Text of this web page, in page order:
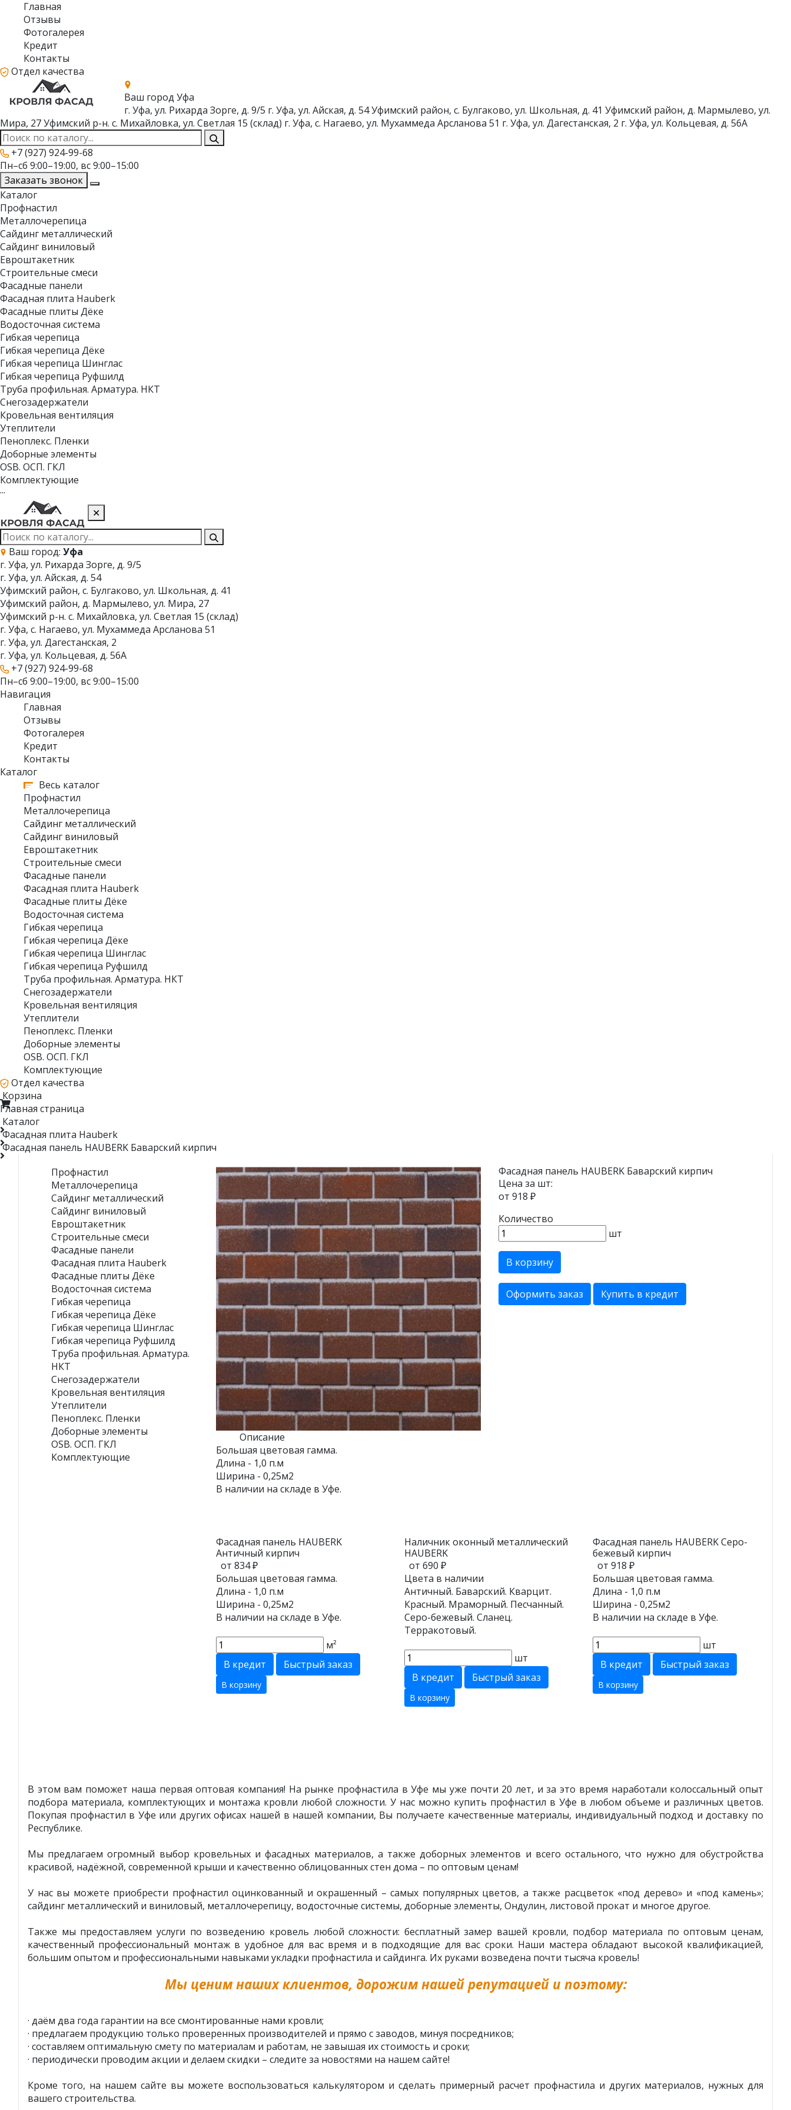
Главная
Отзывы
Фотогалерея
Кредит
Контакты
Отдел качества
Ваш город Уфа
г. Уфа, ул. Рихарда Зорге, д. 9/5 г. Уфа, ул. Айская, д. 54Уфимский район, с. Булгаково, ул. Школьная, д. 41 Уфимский район, д. Мармылево, ул.
Мира, 27Уфимский р-н. с. Михайловка, ул. Светлая 15 (склад) г. Уфа, с. Нагаево, ул. Мухаммеда Арсланова 51 г. Уфа, ул. Дагестанская, 2 г. Уфа, ул. Кольцевая, д. 56А
+7 (927) 924-99-68
Пн–сб 9:00–19:00, вс 9:00–15:00
Заказать звонок
Каталог
Профнастил
Металлочерепица
Сайдинг металлический
Сайдинг виниловый
Евроштакетник
Строительные смеси
Фасадные панели
Фасадная плита Hauberk
Фасадные плиты Дёке
Водосточная система
Гибкая черепица
Гибкая черепица Дёке
Гибкая черепица Шинглас
Гибкая черепица Руфшилд
Труба профильная. Арматура. НКТ
Снегозадержатели
Кровельная вентиляция
Утеплители
Пеноплекс. Пленки
Доборные элементы
OSB. ОСП. ГКЛ
Комплектующие
···
✕
Ваш город: Уфа
г. Уфа, ул. Рихарда Зорге, д. 9/5
г. Уфа, ул. Айская, д. 54
Уфимский район, с. Булгаково, ул. Школьная, д. 41
Уфимский район, д. Мармылево, ул. Мира, 27
Уфимский р-н. с. Михайловка, ул. Светлая 15 (склад)
г. Уфа, с. Нагаево, ул. Мухаммеда Арсланова 51
г. Уфа, ул. Дагестанская, 2
г. Уфа, ул. Кольцевая, д. 56А
+7 (927) 924-99-68
Пн–сб 9:00–19:00, вс 9:00–15:00
Навигация
Главная
Отзывы
Фотогалерея
Кредит
Контакты
Каталог
Весь каталог
Профнастил
Металлочерепица
Сайдинг металлический
Сайдинг виниловый
Евроштакетник
Строительные смеси
Фасадные панели
Фасадная плита Hauberk
Фасадные плиты Дёке
Водосточная система
Гибкая черепица
Гибкая черепица Дёке
Гибкая черепица Шинглас
Гибкая черепица Руфшилд
Труба профильная. Арматура. НКТ
Снегозадержатели
Кровельная вентиляция
Утеплители
Пеноплекс. Пленки
Доборные элементы
OSB. ОСП. ГКЛ
Комплектующие
Отдел качества
Корзина
Главная страница
Каталог
Фасадная плита Hauberk
Фасадная панель HAUBERK Баварский кирпич
Профнастил
Металлочерепица
Сайдинг металлический
Сайдинг виниловый
Евроштакетник
Строительные смеси
Фасадные панели
Фасадная плита Hauberk
Фасадные плиты Дёке
Водосточная система
Гибкая черепица
Гибкая черепица Дёке
Гибкая черепица Шинглас
Гибкая черепица Руфшилд
Труба профильная. Арматура.
НКТ
Снегозадержатели
Кровельная вентиляция
Утеплители
Пеноплекс. Пленки
Доборные элементы
OSB. ОСП. ГКЛ
Комплектующие
Фасадная панель HAUBERK Баварский кирпич
Цена за шт:
от 918 ₽
Количество
шт
В корзину
Оформить заказ Купить в кредит
Описание
Большая цветовая гамма.
Длина - 1,0 п.м
Ширина - 0,25м2
В наличии на складе в Уфе.
Фасадная панель HAUBERK
Античный кирпич
от 834 ₽
Большая цветовая гамма.
Длина - 1,0 п.м
Ширина - 0,25м2
В наличии на складе в Уфе.
м²
В кредит
Быстрый заказ
В корзину
Наличник оконный металлический
HAUBERK
от 690 ₽
Цвета в наличии
Античный. Баварский. Кварцит.
Красный. Мраморный. Песчанный.
Серо-бежевый. Сланец.
Терракотовый.
шт
В кредит
Быстрый заказ
В корзину
Фасадная панель HAUBERK Серо-
бежевый кирпич
от 918 ₽
Большая цветовая гамма.
Длина - 1,0 п.м
Ширина - 0,25м2
В наличии на складе в Уфе.
шт
В кредит
Быстрый заказ
В корзину
В этом вам поможет наша первая оптовая компания! На рынке профнастила в Уфе мы уже почти 20 лет, и за это время наработали колоссальный опыт
подбора материала, комплектующих и монтажа кровли любой сложности. У нас можно купить профнастил в Уфе в любом объеме и различных цветов.
Покупая профнастил в Уфе или других офисах нашей в нашей компании, Вы получаете качественные материалы, индивидуальный подход и доставку по
Республике.
Мы предлагаем огромный выбор кровельных и фасадных материалов, а также доборных элементов и всего остального, что нужно для обустройства
красивой, надёжной, современной крыши и качественно облицованных стен дома – по оптовым ценам!
У нас вы можете приобрести профнастил оцинкованный и окрашенный – самых популярных цветов, а также расцветок «под дерево» и «под камень»;
сайдинг металлический и виниловый, металлочерепицу, водосточные системы, доборные элементы, Ондулин, листовой прокат и многое другое.
Также мы предоставляем услуги по возведению кровель любой сложности: бесплатный замер вашей кровли, подбор материала по оптовым ценам,
качественный профессиональный монтаж в удобное для вас время и в подходящие для вас сроки. Наши мастера обладают высокой квалификацией,
большим опытом и профессиональными навыками укладки профнастила и сайдинга. Их руками возведена почти тысяча кровель!
Мы ценим наших клиентов, дорожим нашей репутацией и поэтому:
· даём два года гарантии на все смонтированные нами кровли;
· предлагаем продукцию только проверенных производителей и прямо с заводов, минуя посредников;
· составляем оптимальную смету по материалам и работам, не завышая их стоимость и сроки;
· периодически проводим акции и делаем скидки – следите за новостями на нашем сайте!
Кроме того, на нашем сайте вы можете воспользоваться калькулятором и сделать примерный расчет профнастила и других материалов, нужных для
вашего строительства.